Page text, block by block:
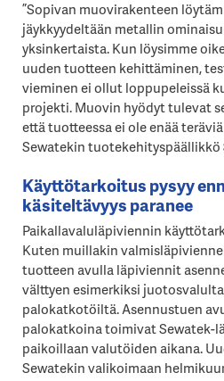
”Sopivan muovirakenteen
jäykkyydeltään metallin
yksinkertaista. Kun löysimme
uuden tuotteen kehittäminen,
vieminen ei ollut loppupeleissä
projekti. Muovin hyödyt tulevat
että tuotteessa ei ole enää
Sewatekin tuotekehityspäällikkö
Käyttötarkoitus pysyy
käsiteltävyys paranee
Paikallavaluläpiviennin
Kuten muillakin
tuotteen avulla läpiviennit
välttyen esimerkiksi
palokatkotöiltä. Asennustuen
palokatkoina toimivat
paikoillaan valutöiden aikana.
Sewatekin valikoimaan